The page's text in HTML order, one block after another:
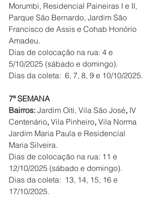
Morumbi, Residencial Paineiras I e II,
Parque São Bernardo, Jardim São
Francisco de Assis e Cohab Honório
Amadeu.
Dias de colocação na rua: 4 e
5/10/2025 (sábado e domingo).
Dias da coleta:  6, 7, 8, 9 e 10/10/2025.
7ª SEMANA
Bairros: Jardim Oiti, Vila São José, IV
Centenário, Vila Pinheiro, Vila Norma
Jardim Maria Paula e Residencial
Maria Silveira.
Dias de colocação na rua: 11 e
12/10/2025 (sábado e domingo).
Dias da coleta:  13, 14, 15, 16 e
17/10/2025.